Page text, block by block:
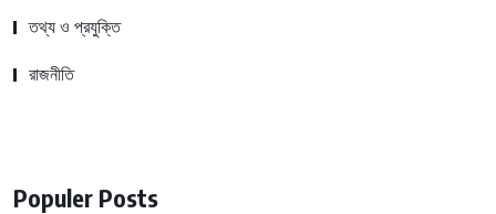
তথ্য ও প্রযুক্তি
রাজনীতি
Populer Posts